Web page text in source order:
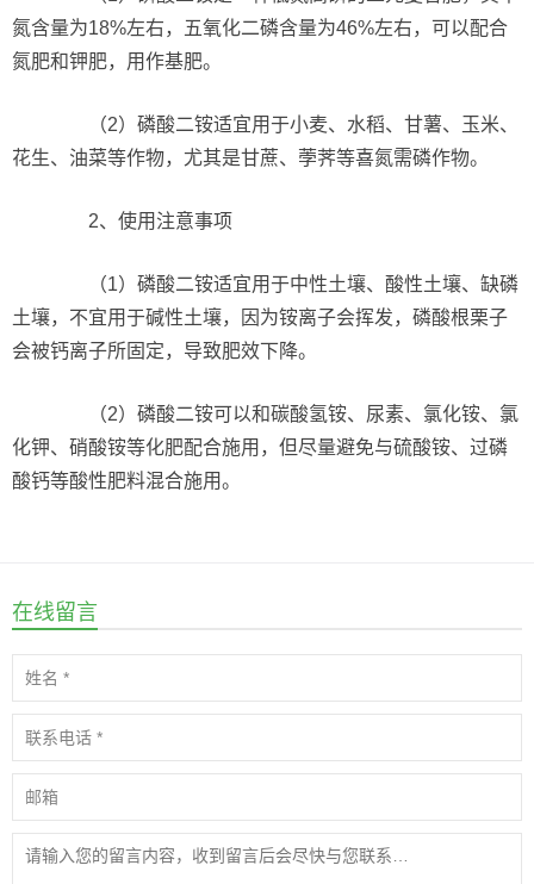
氮含量为18%左右，五氧化二磷含量为46%左右，可以配合
氮肥和钾肥，用作基肥。
（2）磷酸二铵适宜用于小麦、水稻、甘薯、玉米、
花生、油菜等作物，尤其是甘蔗、荸荠等喜氮需磷作物。
2、使用注意事项
（1）磷酸二铵适宜用于中性土壤、酸性土壤、缺磷
土壤，不宜用于碱性土壤，因为铵离子会挥发，磷酸根栗子
会被钙离子所固定，导致肥效下降。
（2）磷酸二铵可以和碳酸氢铵、尿素、氯化铵、氯
化钾、硝酸铵等化肥配合施用，但尽量避免与硫酸铵、过磷
酸钙等酸性肥料混合施用。
在线留言